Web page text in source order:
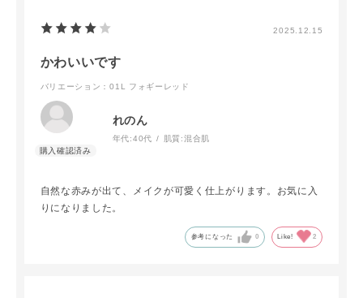
2025.12.15
かわいいです
バリエーション：01L フォギーレッド
れのん
年代:40代 肌質:混合肌
自然な赤みが出て、メイクが可愛く仕上がります。お気に入
りになりました。
参考になった 0 Like! 2